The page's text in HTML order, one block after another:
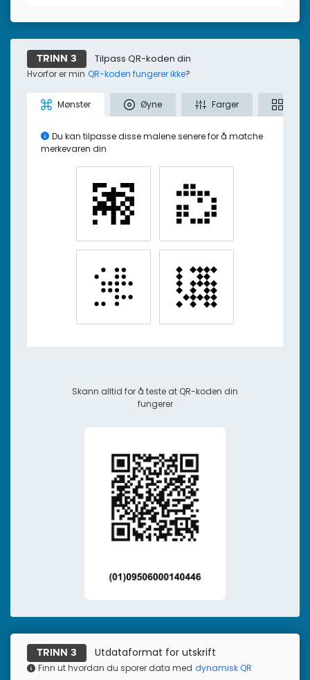
TRINN 3 Tilpass QR-koden din
Hvorfor er min QR-koden fungerer ikke?
Mønster Øyne Farger
Du kan tilpasse disse malene senere for å matche
merkevaren din
Skann alltid for å teste at QR-koden din
fungerer
TRINN 3 Utdataformat for utskrift
Finn ut hvordan du sporer data med dynamisk QR